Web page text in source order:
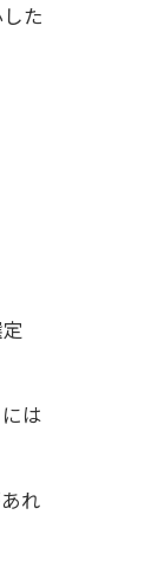
た
は
れ